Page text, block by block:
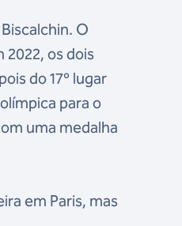
O
os dois
do 17º lugar
para o
uma medalha
em Paris, mas